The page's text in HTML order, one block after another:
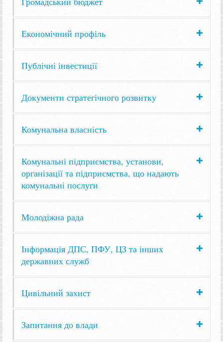
Економічний профіль
Публічні інвестиції
Документи стратегічного розвитку
Комунальна власність
Комунальні підприємства, установи,
організації та підприємства, що надають
комунальні послуги
Молодіжна рада
Інформація ДПС, ПФУ, ЦЗ та інших
державних служб
Цивільний захист
Запитання до влади